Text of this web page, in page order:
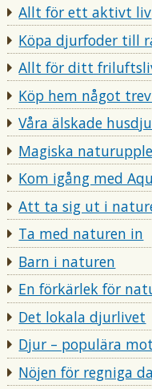
Allt för ett aktivt liv
Köpa djurfoder till
Allt för ditt
Köp hem något
Våra älskade
Magiska
Kom igång med
Att ta sig ut i
Ta med naturen in
Barn i naturen
En förkärlek för
Det lokala djurlivet
Djur – populära
Nöjen för regniga